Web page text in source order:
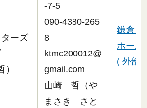
ターズ
-7-5
090-4380-265
8
ktmc200012@
gmail.com
山崎 哲（や
まさき さと
鎌倉ト
ホーム
( 外部